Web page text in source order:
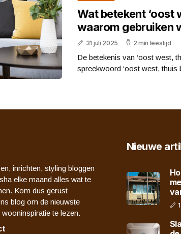
Wat betekent ‘oost
waarom gebruiken
31 juli 2025 2 min leestijd
De betekenis van ‘oost west,
spreekwoord ‘oost west, thuis
inrichten, styling bloggen
elke maand alles wat te
Kom dus gerust
blog om de nieuwste
te lezen.
Nieuwe